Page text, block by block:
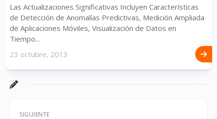
Las Actualizaciones Significativas Incluyen Características
de Detección de Anomalías Predictivas, Medición Ampliada
de Aplicaciones Móviles, Visualización de Datos en
Tiempo...
23 octubre, 2013
SIGUIENTE